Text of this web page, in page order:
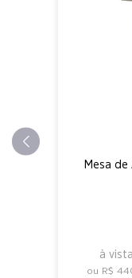
Mesa
à
R$